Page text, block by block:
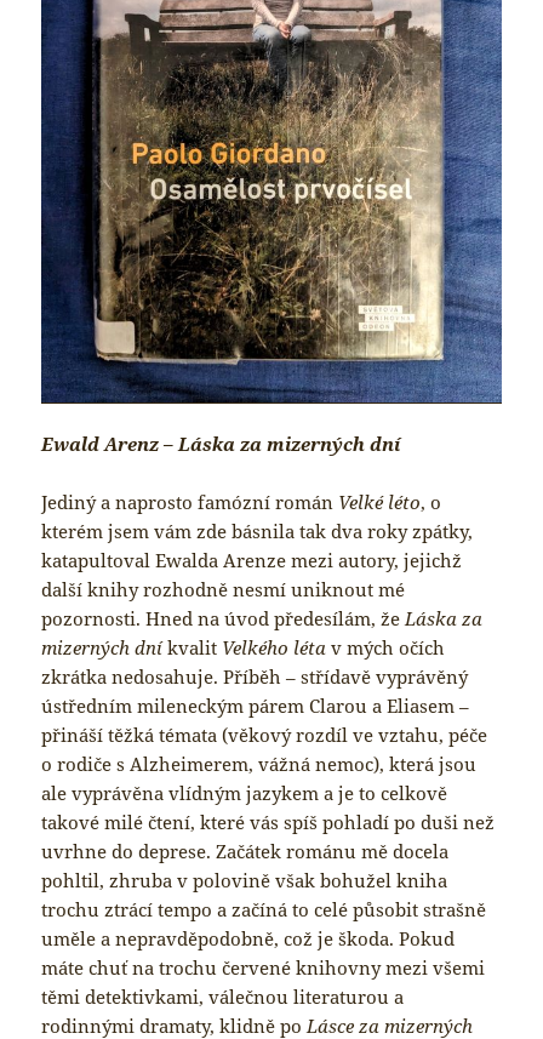
Ewald Arenz – Láska za mizerných dní
Jediný a naprosto famózní román Velké léto, o
kterém jsem vám zde básnila tak dva roky zpátky,
katapultoval Ewalda Arenze mezi autory, jejichž
další knihy rozhodně nesmí uniknout mé
pozornosti. Hned na úvod předesílám, že Láska za
mizerných dníkvalit Velkého léta v mých očích
zkrátka nedosahuje. Příběh – střídavě vyprávěný
ústředním mileneckým párem Clarou a Eliasem –
přináší těžká témata (věkový rozdíl ve vztahu, péče
o rodiče s Alzheimerem, vážná nemoc), která jsou
ale vyprávěna vlídným jazykem a je to celkově
takové milé čtení, které vás spíš pohladí po duši než
uvrhne do deprese. Začátek románu mě docela
pohltil, zhruba v polovině však bohužel kniha
trochu ztrácí tempo a začíná to celé působit strašně
uměle a nepravděpodobně, což je škoda. Pokud
máte chuť na trochu červené knihovny mezi všemi
těmi detektivkami, válečnou literaturou a
rodinnými dramaty, klidně po Lásce za mizerných